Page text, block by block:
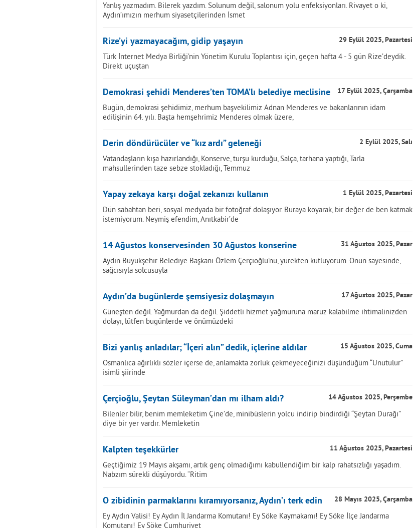
Yanlış yazmadım. Bilerek yazdım. Solunum değil, salonum yolu enfeksiyonları. Rivayet o ki,
Aydın’ımızın merhum siyasetçilerinden İsmet
Rize’yi yazmayacağım, gidip yaşayın 29 Eylül 2025, Pazartesi
Türk İnternet Medya Birliği’nin Yönetim Kurulu Toplantısı için, geçen hafta 4 - 5 gün Rize’deydik.
Direkt uçuştan
Demokrasi şehidi Menderes’ten TOMA’lı belediye meclisine 17 Eylül 2025, Çarşamba
Bugün, demokrasi şehidimiz, merhum başvekilimiz Adnan Menderes ve bakanlarının idam
edilişinin 64. yılı. Başta hemşehrimiz Menderes olmak üzere,
Derin döndürücüler ve “kız ardı” geleneği 2 Eylül 2025, Salı
Vatandaşların kışa hazırlandığı, Konserve, turşu kurduğu, Salça, tarhana yaptığı, Tarla
mahsullerinden taze sebze stokladığı, Temmuz
Yapay zekaya karşı doğal zekanızı kullanın 1 Eylül 2025, Pazartesi
Dün sabahtan beri, sosyal medyada bir fotoğraf dolaşıyor. Buraya koyarak, bir değer de ben katmak
istemiyorum. Neymiş efendim, Anıtkabir’de
14 Ağustos konservesinden 30 Ağustos konserine 31 Ağustos 2025, Pazar
Aydın Büyükşehir Belediye Başkanı Özlem Çerçioğlu’nu, yürekten kutluyorum. Onun sayesinde,
sağcısıyla solcusuyla
Aydın’da bugünlerde şemsiyesiz dolaşmayın 17 Ağustos 2025, Pazar
Güneşten değil. Yağmurdan da değil. Şiddetli hizmet yağmuruna maruz kalabilme ihtimalinizden
dolayı, lütfen bugünlerde ve önümüzdeki
Bizi yanlış anladılar; “İçeri alın” dedik, içlerine aldılar 15 Ağustos 2025, Cuma
Osmanlıca ağırlıklı sözler içerse de, anlamakta zorluk çekmeyeceğinizi düşündüğüm “Unutulur”
isimli şiirinde
Çerçioğlu, Şeytan Süleyman’dan mı ilham aldı? 14 Ağustos 2025, Perşembe
Bilenler bilir, benim memleketim Çine’de, minibüslerin yolcu indirip bindirdiği “Şeytan Durağı”
diye bir yer vardır. Memleketin
Kalpten teşekkürler 11 Ağustos 2025, Pazartesi
Geçtiğimiz 19 Mayıs akşamı, artık genç olmadığımı kabullendiğim bir kalp rahatsızlığı yaşadım.
Nabzım sürekli düşüyordu. “Ritim
O zibidinin parmaklarını kıramıyorsanız, Aydın’ı terk edin 28 Mayıs 2025, Çarşamba
Ey Aydın Valisi! Ey Aydın İl Jandarma Komutanı! Ey Söke Kaymakamı! Ey Söke İlçe Jandarma
Komutanı! Ey Söke Cumhuriyet